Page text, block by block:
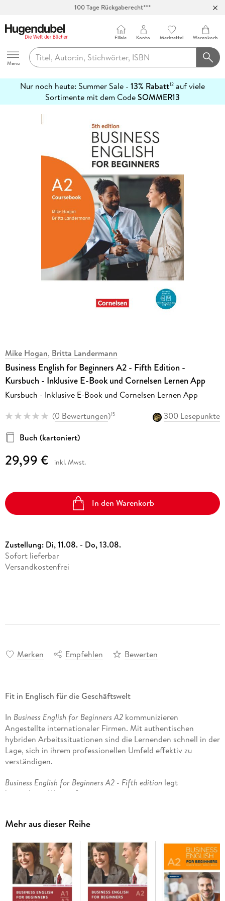
100 Tage Rückgaberecht***
Hugendubel
Menu
Filiale Konto Merkzettel Warenkorb
Nur noch heute: Summer Sale - 13% Rabatt12 auf viele
Sortimente mit dem CodeSOMMER13
erfahren
Mike Hogan, Britta Landermann
Business English for Beginners A2 - Fifth Edition -
Kursbuch - Inklusive E-Book und Cornelsen Lernen App
Kursbuch - Inklusive E-Book und Cornelsen Lernen App
(0 Bewertungen)15
300 Lesepunkte
Buch (kartoniert)
29,99 € inkl. Mwst.
In den Warenkorb
Zustellung: Di, 11.08. - Do, 13.08.
Sofort lieferbar
Versandkostenfrei
Merken Empfehlen Bewerten
Fit in Englisch für die Geschäftswelt
In Business English for Beginners A2kommunizieren
Angestellte internationaler Firmen. Mit authentischen
hybriden Arbeitssituationen sind die Lernenden schnell in der
Lage, sich in ihrem professionellen Umfeld effektiv zu
verständigen.
Business English for Beginners A2 - Fifth edition legt
besonderen Wert auf:
Integration von Künstlicher Intelligenz
Instant Messaging und Team Collaboration
Zeitgemäße und aktuelle Themen
Klar definierte Lernziele
Wiederholungsschleifen und Festigung
Mehr aus dieser Reihe